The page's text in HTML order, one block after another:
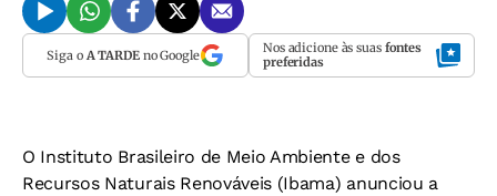
Siga o A TARDEno Google Nos adicione às suas fontes
preferidas
O Instituto Brasileiro de Meio Ambiente e dos
Recursos Naturais Renováveis (Ibama) anunciou a